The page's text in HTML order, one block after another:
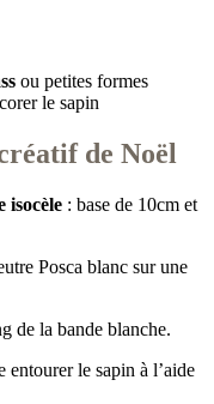
ou petites formes
le sapin
de Noël
isocèle : base de 10cm et
Posca blanc sur une
de la bande blanche.
entourer le sapin à l’aide